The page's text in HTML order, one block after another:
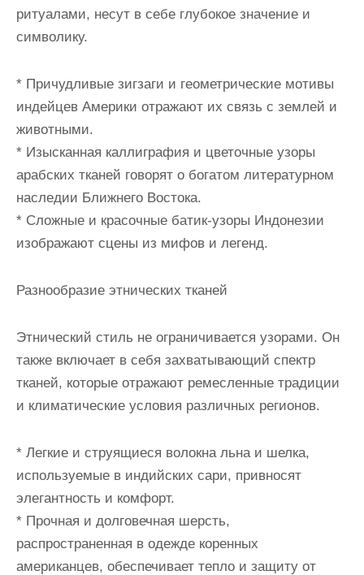
ритуалами, несут в себе глубокое значение и
символику.
* Причудливые зигзаги и геометрические мотивы
индейцев Америки отражают их связь с землей и
животными.
* Изысканная каллиграфия и цветочные узоры
арабских тканей говорят о богатом литературном
наследии Ближнего Востока.
* Сложные и красочные батик-узоры Индонезии
изображают сцены из мифов и легенд.
Разнообразие этнических тканей
Этнический стиль не ограничивается узорами. Он
также включает в себя захватывающий спектр
тканей, которые отражают ремесленные традиции
и климатические условия различных регионов.
* Легкие и струящиеся волокна льна и шелка,
используемые в индийских сари, привносят
элегантность и комфорт.
* Прочная и долговечная шерсть,
распространенная в одежде коренных
американцев, обеспечивает тепло и защиту от